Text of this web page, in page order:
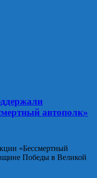
автополк»
«Бессмертный
Победы в Великой